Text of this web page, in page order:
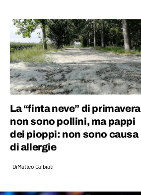
La “finta neve” di primavera
non sono pollini, ma pappi
dei pioppi: non sono causa
di allergie
DiMatteo Galbiati